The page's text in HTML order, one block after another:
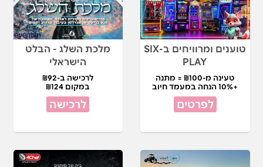
טוענים ומרוויחים ב-SIX
PLAY
טעינה מ-₪100 = מתנה
+10% הנחה במעמד חיוב
לפרטים
מלכת השלג - הבלט
הישראלי
לרכישה ב-₪92
במקום ₪124
לרכישה